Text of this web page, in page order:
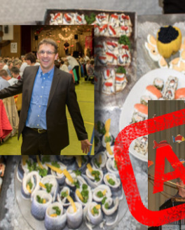
24.10.2026 in der
Buttons im
Karten